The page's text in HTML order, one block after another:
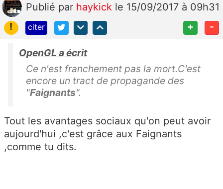
Publié par haykick le 15/09/2017 à 09h31
!
citer + -
OpenGL a écrit
Ce n'est franchement pas la mort.C'est
encore un tract de propagande des
"Faignants".
Tout les avantages sociaux qu'on peut avoir
aujourd'hui ,c'est grâce aux Faignants
,comme tu dits.